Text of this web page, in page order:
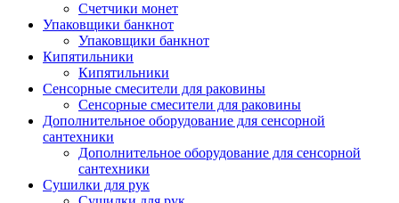
Счетчики монет
Упаковщики банкнот
Упаковщики банкнот
Кипятильники
Кипятильники
Сенсорные смесители для раковины
Сенсорные смесители для раковины
Дополнительное оборудование для сенсорной
сантехники
Дополнительное оборудование для сенсорной
сантехники
Сушилки для рук